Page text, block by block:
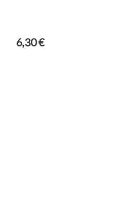
6,30 €